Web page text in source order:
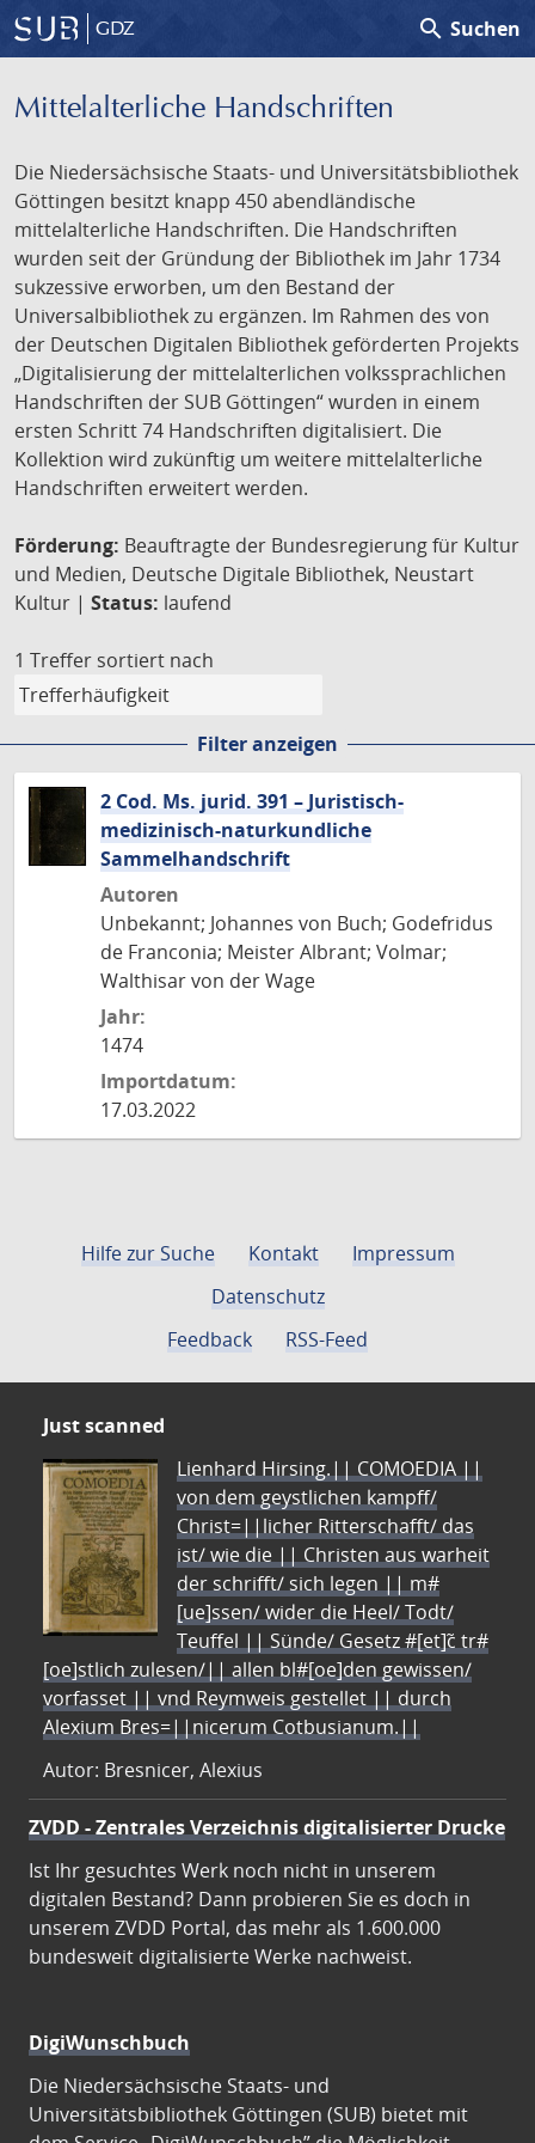
GDZ search Suchen
Mittelalterliche Handschriften
Die Niedersächsische Staats- und Universitätsbibliothek
Göttingen besitzt knapp 450 abendländische
mittelalterliche Handschriften. Die Handschriften
wurden seit der Gründung der Bibliothek im Jahr 1734
sukzessive erworben, um den Bestand der
Universalbibliothek zu ergänzen. Im Rahmen des von
der Deutschen Digitalen Bibliothek geförderten Projekts
„Digitalisierung der mittelalterlichen volkssprachlichen
Handschriften der SUB Göttingen“ wurden in einem
ersten Schritt 74 Handschriften digitalisiert. Die
Kollektion wird zukünftig um weitere mittelalterliche
Handschriften erweitert werden.
Förderung: Beauftragte der Bundesregierung für Kultur
und Medien, Deutsche Digitale Bibliothek, Neustart
Kultur | Status: laufend
1 Treffer sortiert nach
Filter anzeigen
2 Cod. Ms. jurid. 391 – Juristisch-
medizinisch-naturkundliche
Sammelhandschrift
Autoren
Unbekannt; Johannes von Buch; Godefridus
de Franconia; Meister Albrant; Volmar;
Walthisar von der Wage
Jahr:
1474
Importdatum:
17.03.2022
Hilfe zur Suche Kontakt
Impressum
Datenschutz
Feedback
RSS-Feed
Just scanned
Lienhard Hirsing.|| COMOEDIA ||
von dem geystlichen kampff/
Christ=||licher Ritterschafft/ das
ist/ wie die || Christen aus warheit
der schrifft/ sich legen || m#
[ue]ssen/ wider die Heel/ Todt/
Teuffel || Sünde/ Gesetz #[et]c̃ tr#
[oe]stlich zulesen/|| allen bl#[oe]den gewissen/
vorfasset || vnd Reymweis gestellet || durch
Alexium Bres=||nicerum Cotbusianum.||
Autor: Bresnicer, Alexius
ZVDD - Zentrales Verzeichnis digitalisierter Drucke
Ist Ihr gesuchtes Werk noch nicht in unserem
digitalen Bestand? Dann probieren Sie es doch in
unserem ZVDD Portal, das mehr als 1.600.000
bundesweit digitalisierte Werke nachweist.
DigiWunschbuch
Die Niedersächsische Staats- und
Universitätsbibliothek Göttingen (SUB) bietet mit